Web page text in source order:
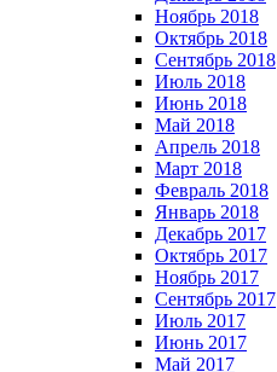
Ноябрь 2018
Октябрь 2018
Сентябрь 2018
Июль 2018
Июнь 2018
Май 2018
Апрель 2018
Март 2018
Февраль 2018
Январь 2018
Декабрь 2017
Октябрь 2017
Ноябрь 2017
Сентябрь 2017
Июль 2017
Июнь 2017
Май 2017